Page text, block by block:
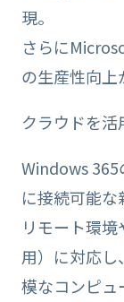
現。
さらに
の生産性向上
クラウドを
Windows 365
に接続可能な
リモート環
用）に対応
模なコンピュ